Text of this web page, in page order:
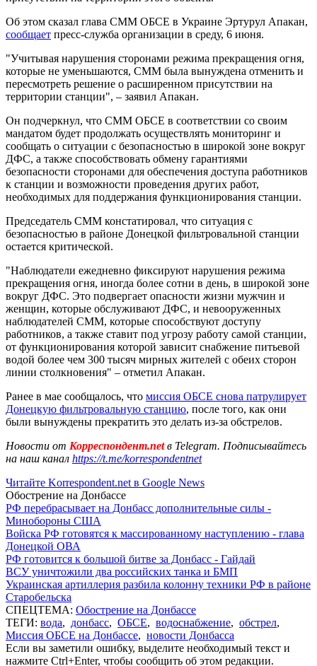
Об этом сказал глава СММ ОБСЕ в Украине Эртурул Апакан,
сообщает пресс-служба организации в среду, 6 июня.
"Учитывая нарушения сторонами режима прекращения огня,
которые не уменьшаются, СММ была вынуждена отменить и
пересмотреть решение о расширенном присутствии на
территории станции", – заявил Апакан.
Он подчеркнул, что СММ ОБСЕ в соответствии со своим
мандатом будет продолжать осуществлять мониторинг и
сообщать о ситуации с безопасностью в широкой зоне вокруг
ДФС, а также способствовать обмену гарантиями
безопасности сторонами для обеспечения доступа работников
к станции и возможности проведения других работ,
необходимых для поддержания функционирования станции.
Председатель СММ констатировал, что ситуация с
безопасностью в районе Донецкой фильтровальной станции
остается критической.
"Наблюдатели ежедневно фиксируют нарушения режима
прекращения огня, иногда более сотни в день, в широкой зоне
вокруг ДФС. Это подвергает опасности жизни мужчин и
женщин, которые обслуживают ДФС, и невооруженных
наблюдателей СММ, которые способствуют доступу
работников, а также ставит под угрозу работу самой станции,
от функционирования которой зависит снабжение питьевой
водой более чем 300 тысяч мирных жителей с обеих сторон
линии столкновения" – отметил Апакан.
Ранее в мае сообщалось, что миссия ОБСЕ снова патрулирует
Донецкую фильтровальную станцию, после того, как они
были вынуждены прекратить это делать из-за обстрелов.
Новости от Корреспондент.netв Telegram. Подписывайтесь
на наш канал https://t.me/korrespondentnet
Читайте Korrespondent.net в Google News
Обострение на Донбассе
РФ перебрасывает на Донбасс дополнительные силы -
Минобороны США
Войска РФ готовятся к массированному наступлению - глава
Донецкой ОВА
РФ готовится к большой битве за Донбасс - Гайдай
ВСУ уничтожили два российских танка и БМП
Украинская артиллерия разбила колонну техники РФ в районе
Старобельска
СПЕЦТЕМА: Обострение на Донбассе
ТЕГИ: вода, донбасс, ОБСЕ, водоснабжение, обстрел,
Миссия ОБСЕ на Донбассе, новости Донбасса
Если вы заметили ошибку, выделите необходимый текст и
нажмите Ctrl+Enter, чтобы сообщить об этом редакции.